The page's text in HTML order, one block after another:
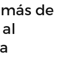
de